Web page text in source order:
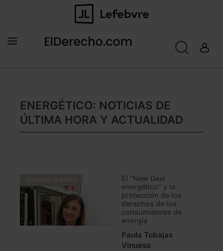
ENERGÉTICO: NOTICIAS DE
ÚLTIMA HORA Y ACTUALIDAD
El "New Deal
energético" y la
protección de los
derechos de los
consumidores de
energía
Paula Tobajas
Vinuesa